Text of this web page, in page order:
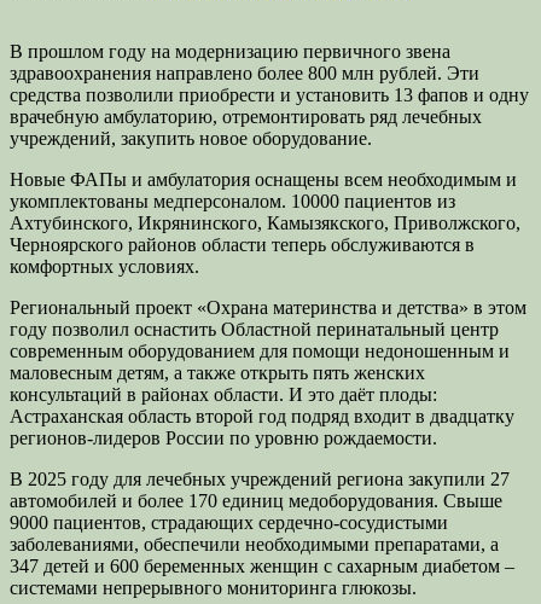
В прошлом году на модернизацию первичного звена
здравоохранения направлено более 800 млн рублей. Эти
средства позволили приобрести и установить 13 фапов и одну
врачебную амбулаторию, отремонтировать ряд лечебных
учреждений, закупить новое оборудование.
Новые ФАПы и амбулатория оснащены всем необходимым и
укомплектованы медперсоналом. 10000 пациентов из
Ахтубинского, Икрянинского, Камызякского, Приволжского,
Черноярского районов области теперь обслуживаются в
комфортных условиях.
Региональный проект «Охрана материнства и детства» в этом
году позволил оснастить Областной перинатальный центр
современным оборудованием для помощи недоношенным и
маловесным детям, а также открыть пять женских
консультаций в районах области. И это даёт плоды:
Астраханская область второй год подряд входит в двадцатку
регионов-лидеров России по уровню рождаемости.
В 2025 году для лечебных учреждений региона закупили 27
автомобилей и более 170 единиц медоборудования. Свыше
9000 пациентов, страдающих сердечно-сосудистыми
заболеваниями, обеспечили необходимыми препаратами, а
347 детей и 600 беременных женщин с сахарным диабетом –
системами непрерывного мониторинга глюкозы.